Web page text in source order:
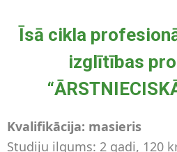
Īsā cikla
izglītības
Kvalifikācija: masieris
Studiju ilgums: 2 gadi, 120